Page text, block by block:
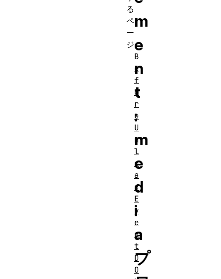
m
e
n
t
:
m
e
d
i
a
プ
る
ペ
ー
ジ
B
e
f
o
r
e
U
n
l
o
a
d
E
v
e
n
t
D
O